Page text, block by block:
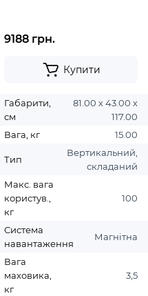
9188 грн.
Купити
Габарити,
см
81.00 х 43.00 х
117.00
Вага, кг
15.00
Тип
Вертикальний,
складаний
Макс. вага
користув.,
кг
100
Система
навантаження
Магнітна
Вага
маховика,
кг
3,5